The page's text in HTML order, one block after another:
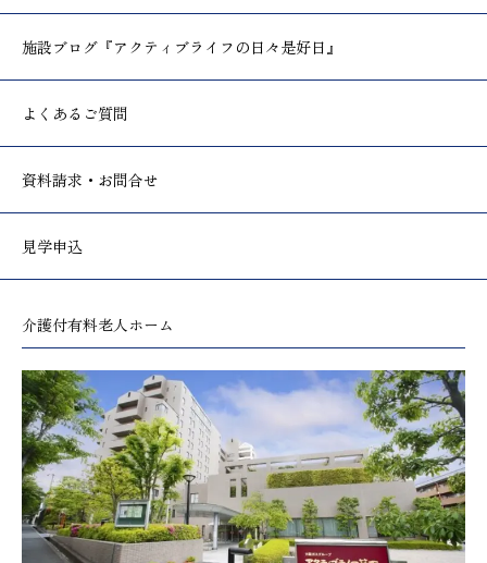
施設ブログ 『アクティブライフの日々是好日』
よくあるご質問
資料請求・お問合せ
見学申込
介護付有料老人ホーム